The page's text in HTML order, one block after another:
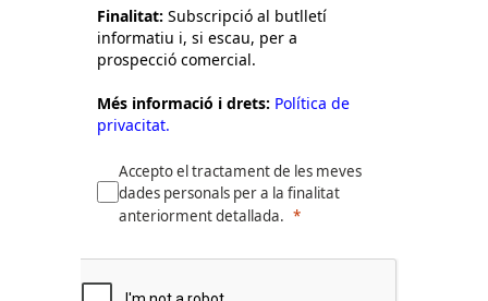
Finalitat: Subscripció al butlletí
informatiu i, si escau, per a
prospecció comercial.
Més informació i drets: Política de
privacitat.
Accepto el tractament de les meves
dades personals per a la finalitat
anteriorment detallada.